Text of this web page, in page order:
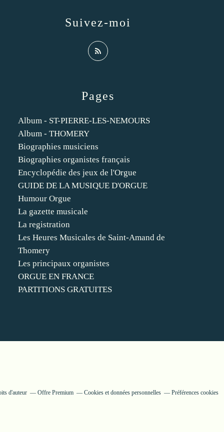
Pages
Album - ST-PIERRE-LES-NEMOURS
Album - THOMERY
Biographies musiciens
Biographies organistes français
Encyclopédie des jeux de l'Orgue
GUIDE DE LA MUSIQUE D'ORGUE
Humour Orgue
La gazette musicale
La registration
Les Heures Musicales de Saint-Amand de
Thomery
Les principaux organistes
ORGUE EN FRANCE
PARTITIONS GRATUITES
Suivez-moi
d'auteur Offre Premium Cookies et données personnelles Préférences cookies